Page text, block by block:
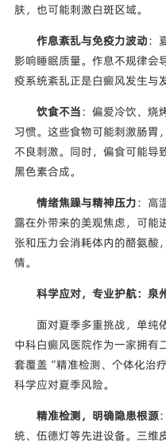
肤，也可能刺激白斑区域。
作息紊乱与免疫力波动：
影响睡眠质量。作息不规律会
疫系统紊乱正是白癜风发生与
饮食不当：偏爱冷饮、烧
习惯。这些食物可能刺激肠胃
不良刺激。同时，偏食可能导
黑色素合成。
情绪焦躁与精神压力：高
露在外带来的美观焦虑，可能
张和压力会消耗体内的酪氨酸
情。
科学应对，专业护航：泉
面对夏季多重挑战，单纯
中科白癜风医院作为一家拥有
套覆盖“精准检测、个体化治
科学应对夏季风险。
精准检测，明确隐患根源
统、伍德灯等先进设备。三维